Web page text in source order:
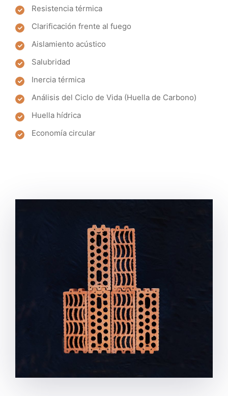
Resistencia térmica
Clarificación frente al fuego
Aislamiento acústico
Salubridad
Inercia térmica
Análisis del Ciclo de Vida (Huella de Carbono)
Huella hídrica
Economía circular